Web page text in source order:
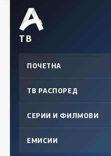
ТВ
ПОЧЕТНА
ТВ РАСПОРЕД
СЕРИИ И ФИЛМОВИ
ЕМИСИИ